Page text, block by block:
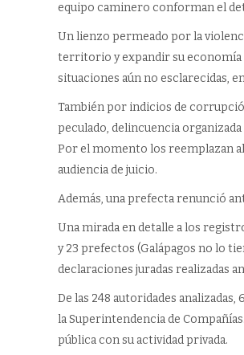
equipo caminero conforman el
Un lienzo permeado por la
territorio y expandir su economía
situaciones aún no esclarecidas,
También por indicios de
peculado, delincuencia
Por el momento los reemplazan
audiencia de juicio.
Además, una prefecta renunció
Una mirada en detalle a los
y 23 prefectos (Galápagos no lo
declaraciones juradas realizadas
De las 248 autoridades
la Superintendencia de
pública con su actividad privada.